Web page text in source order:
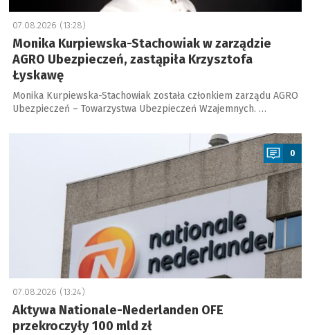
07.08.2026 (13:28)
Monika Kurpiewska-Stachowiak w zarządzie
AGRO Ubezpieczeń, zastąpiła Krzysztofa
Łyskawę
Monika Kurpiewska-Stachowiak została członkiem zarządu AGRO
Ubezpieczeń – Towarzystwa Ubezpieczeń Wzajemnych. …
0
07.08.2026 (13:24)
Aktywa Nationale-Nederlanden OFE
przekroczyły 100 mld zł